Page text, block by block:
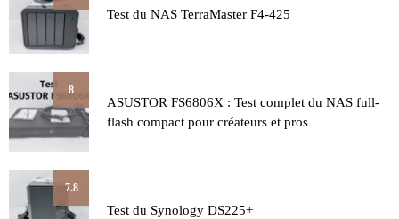
Test du NAS TerraMaster F4-425
8
ASUSTOR FS6806X : Test complet du NAS full-
flash compact pour créateurs et pros
7.8
Test du Synology DS225+